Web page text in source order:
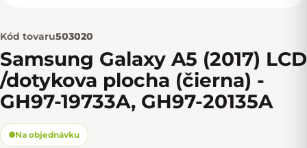
Kód tovaru503020
Samsung Galaxy A5 (2017) LCD
/dotykova plocha (čierna) -
GH97-19733A, GH97-20135A
Na objednávku